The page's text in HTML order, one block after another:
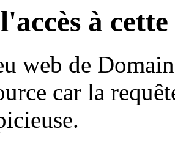
à
web de
car la